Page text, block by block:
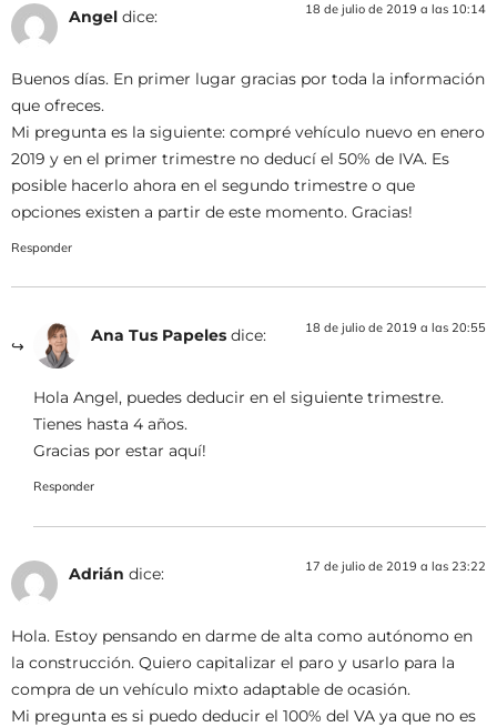
Angel dice: 18 de julio de 2019 a las 10:14
Buenos días. En primer lugar gracias por toda la información
que ofreces.
Mi pregunta es la siguiente: compré vehículo nuevo en enero
2019 y en el primer trimestre no deducí el 50% de IVA. Es
posible hacerlo ahora en el segundo trimestre o que
opciones existen a partir de este momento. Gracias!
Responder
Ana Tus Papeles dice: 18 de julio de 2019 a las 20:55
Hola Angel, puedes deducir en el siguiente trimestre.
Tienes hasta 4 años.
Gracias por estar aquí!
Responder
Adrián dice: 17 de julio de 2019 a las 23:22
Hola. Estoy pensando en darme de alta como autónomo en
la construcción. Quiero capitalizar el paro y usarlo para la
compra de un vehículo mixto adaptable de ocasión.
Mi pregunta es si puedo deducir el 100% del VA ya que no es